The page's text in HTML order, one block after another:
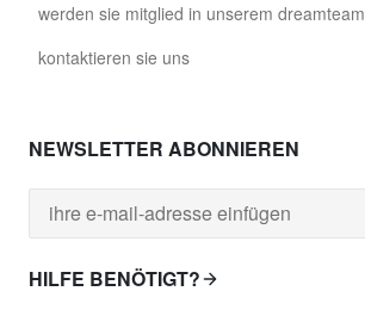
werden sie mitglied in unserem dreamteam
kontaktieren sie uns
NEWSLETTER ABONNIEREN
HILFE BENÖTIGT?